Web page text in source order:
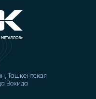
Ташкентская
Вохида